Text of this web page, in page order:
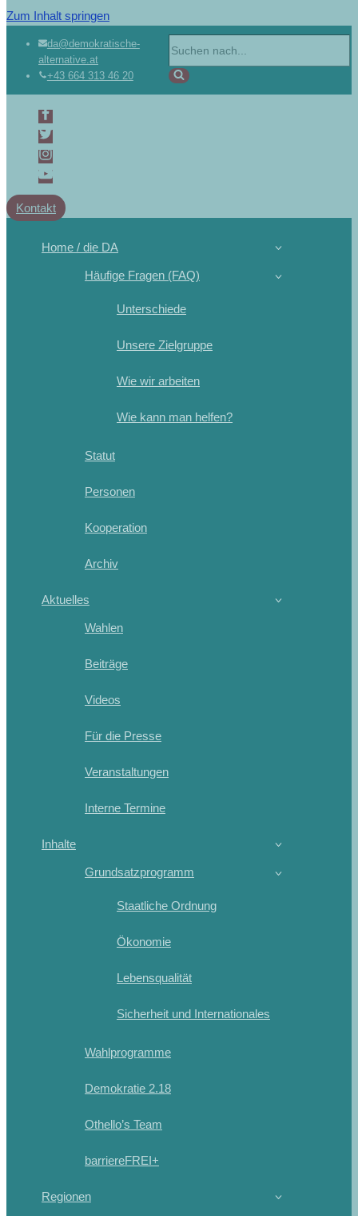
Zum Inhalt springen
da@demokratische-
alternative.at
+43 664 313 46 20
Kontakt
Home / die DA
Häufige Fragen (FAQ)
Unterschiede
Unsere Zielgruppe
Wie wir arbeiten
Wie kann man helfen?
Statut
Personen
Kooperation
Archiv
Aktuelles
Wahlen
Beiträge
Videos
Für die Presse
Veranstaltungen
Interne Termine
Inhalte
Grundsatzprogramm
Staatliche Ordnung
Ökonomie
Lebensqualität
Sicherheit und Internationales
Wahlprogramme
Demokratie 2.18
Othello’s Team
barriereFREI+
Regionen